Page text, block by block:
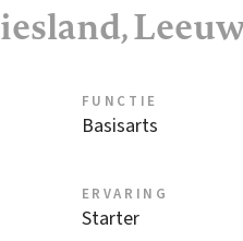
FUNCTIE
Basisarts
ERVARING
Starter